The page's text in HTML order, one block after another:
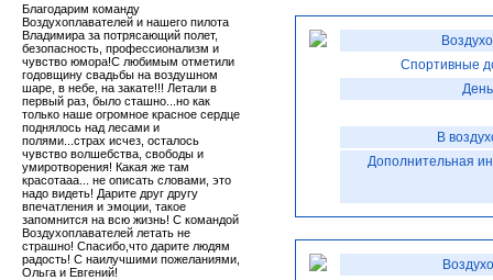
Благодарим команду
Воздухоплавателей и нашего пилота
Владимира за потрясающий полет,
безопасность, профессионализм и
чувство юмора!С любимым отметили
годовщину свадьбы на воздушном
шаре, в небе, на закате!!! Летали в
первый раз, было сташно...но как
только наше огромное красное сердце
поднялось над лесами и
полями...страх исчез, осталось
чувство волшебства, свободы и
умиротворения! Какая же там
красотааа... не описать словами, это
надо видеть! Дарите друг другу
впечатления и эмоции, такое
запомнится на всю жизнь! С командой
Воздухоплавателей летать не
страшно! Спасибо,что дарите людям
радость! С наилучшими пожеланиями,
Ольга и Евгений!
Спортивные
В
Дополнительная